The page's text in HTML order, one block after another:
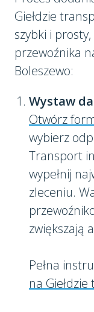
Giełdzie
szybki i
przewoźnika
Boleszewo:
Wystaw
Otwórz
wybierz
Transport
wypełnij
zleceniu.
zwiększają
Pełna
na